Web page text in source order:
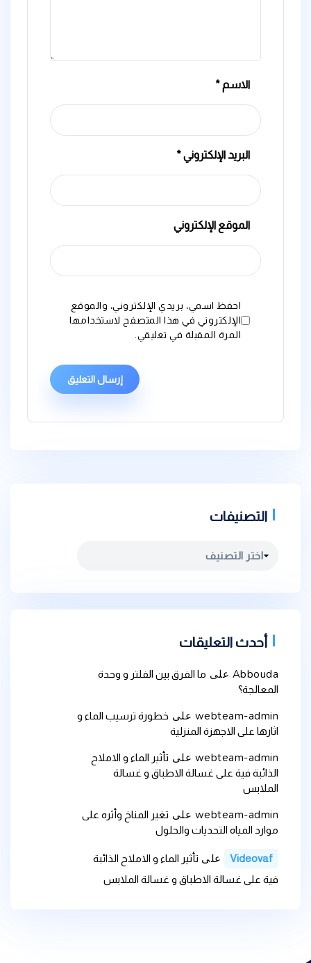
الاسم *
البريد الإلكتروني*
الموقع الإلكتروني
احفظ اسمي، بريدي الإلكتروني، والموقع
الإلكتروني في هذا المتصفح لاستخدامها
المرة المقبلة في تعليقي.
التصنيفات
أحدث التعليقات
Abbouda على ما الفرق بين الفلتر و وحدة
المعالجة؟
webteam-admin على خطورة ترسيب الماء و
اثارها على الاجهزة المنزلية
webteam-admin على تأثير الماء و الاملاح
الذائبة فية على غسالة الاطباق و غسالة
الملابس
webteam-admin على تغير المناخ وأثره على
موارد المياه التحديات والحلول
Videovaf على تأثير الماء و الاملاح الذائبة
فية على غسالة الاطباق و غسالة الملابس